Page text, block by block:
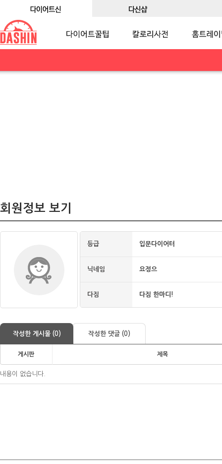
회원정보 보기
등급 입문다이어터
닉네임 요정으
다짐 다짐 한마디!
작성한 게시물 (0) 작성한 댓글 (0)
게시판 제목
내용이 없습니다.